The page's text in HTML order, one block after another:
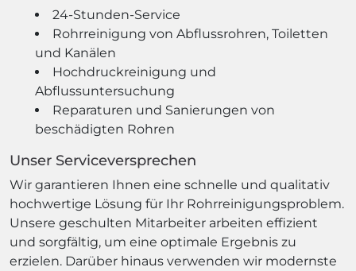
24-Stunden-Service
Rohrreinigung von Abflussrohren, Toiletten
und Kanälen
Hochdruckreinigung und
Abflussuntersuchung
Reparaturen und Sanierungen von
beschädigten Rohren
Unser Serviceversprechen
Wir garantieren Ihnen eine schnelle und qualitativ
hochwertige Lösung für Ihr Rohrreinigungsproblem.
Unsere geschulten Mitarbeiter arbeiten effizient
und sorgfältig, um eine optimale Ergebnis zu
erzielen. Darüber hinaus verwenden wir modernste